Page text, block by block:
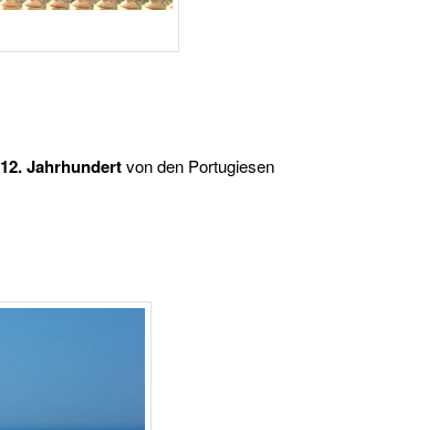
12. Jahrhundertvon den Portugiesen